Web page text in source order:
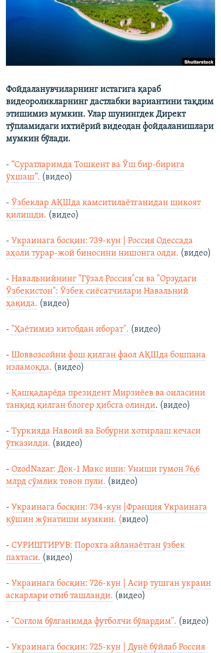
Фойдаланувчиларнинг истагига қараб
видеороликларнинг дастлабки вариантини тақдим
этишимиз мумкин. Улар шунингдек Директ
тўпламидаги ихтиёрий видеодан фойдаланишлари
мумкин бўлади.
- “Суратларимда Тошкент ва Ўш бир-бирига
ўхшаш”. (видео)
- Ўзбеклар АҚШда камситилаётганидан шикоят
қилишди. (видео)
- Украинага босқин: 739-кун | Россия Одессада
аҳоли турар-жой биносини нишонга олди. (видео)
- Навальнийнинг "Гўзал Россия"си ва "Орзудаги
Ўзбекистон": Ўзбек сиёсатчилари Навальний
ҳақида. (видео)
- "Ҳаётимиз китобдан иборат". (видео)
- Шоввозсойни фош қилган фаол АҚШда бошпана
изламоқда. (видео)
- Қашқадарёда президент Мирзиёев ва оиласини
танқид қилган блогер ҳибсга олинди. (видео)
- Туркияда Навоий ва Бобурни хотирлаш кечаси
ўтказилди. (видео)
- OzodNazar: Док-1 Макс иши: Униши гумон 76,6
млрд сўмлик товон пули. (видео)
- Украинага босқин: 734-кун |Франция Украинага
қўшин жўнатиши мумкин. (видео)
- СУРИШТИРУВ: Порохга айланаётган ўзбек
пахтаси. (видео)
- Украинага босқин: 726-кун | Асир тушган украин
аскарлари отиб ташланди. (видео)
- "Соғлом бўлганимда футболчи бўлардим". (видео)
- Украинага босқин: 725-кун | Дунё бўйлаб Россия